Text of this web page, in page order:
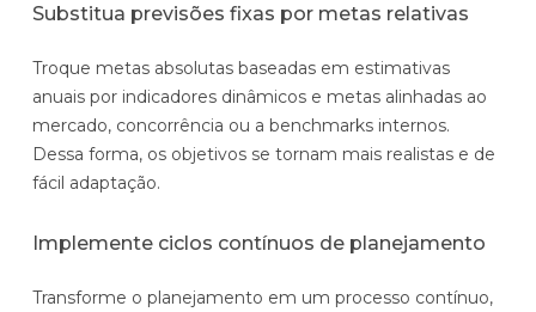
Substitua previsões fixas por metas relativas
Troque metas absolutas baseadas em estimativas
anuais por indicadores dinâmicos e metas alinhadas ao
mercado, concorrência ou a benchmarks internos.
Dessa forma, os objetivos se tornam mais realistas e de
fácil adaptação.
Implemente ciclos contínuos de planejamento
Transforme o planejamento em um processo contínuo,